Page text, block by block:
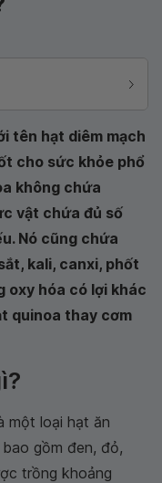
tên hạt diêm mạch
cho sức khỏe phổ
không chứa
vật chứa đủ số
Nó cũng chứa
kali, canxi, phốt
oxy hóa có lợi khác
quinoa thay cơm
một loại hạt ăn
gồm đen, đỏ,
trồng khoảng